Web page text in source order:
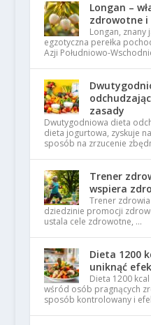
Longan –
zdrowotne i
Longan, znany
egzotyczna perełka
Azji Południowo-
zasady
Dwutygodniowa dieta
dieta jogurtowa, zyskuje
sposób na zrzucenie
Trener
wspiera
Trener
dziedzinie promocji
ustala cele zdrowotne, …
Dieta 1200
uniknąć
Dieta 1200
wśród osób pragnących
sposób kontrolowany i